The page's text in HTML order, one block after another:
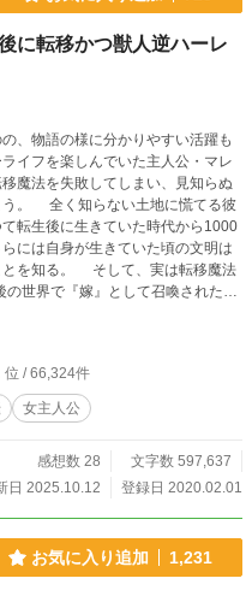
に転移かつ獣人逆ハーレ
、物語の様に分かりやすい活躍も
イフを楽しんでいた主人公・マレ
魔法を失敗してしまい、見知らぬ
う。 全く知らない土地に慌てる彼
転生後に生きていた時代から1000
には自身が生きていた頃の文明は
とを知る。 そして、実は転移魔法
の世界で『嫁』として召喚された事
たちと婚姻関係を結ぶこととな
てくれない狐獣人、そして本物の
代では『モテない』と言われてい
ゼからしたらとてつもない美形た
れないことを諦めつつも、1000
れたマレーゼが、1000年後の世界
ムものと
『Pixiv』にも掲載しています】
位 / 66,324件
女主人公
感想数 28
文字数 597,637
日 2025.10.12
登録日 2020.02.01
お気に入り追加 1,231